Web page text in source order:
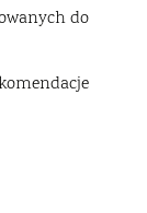
do